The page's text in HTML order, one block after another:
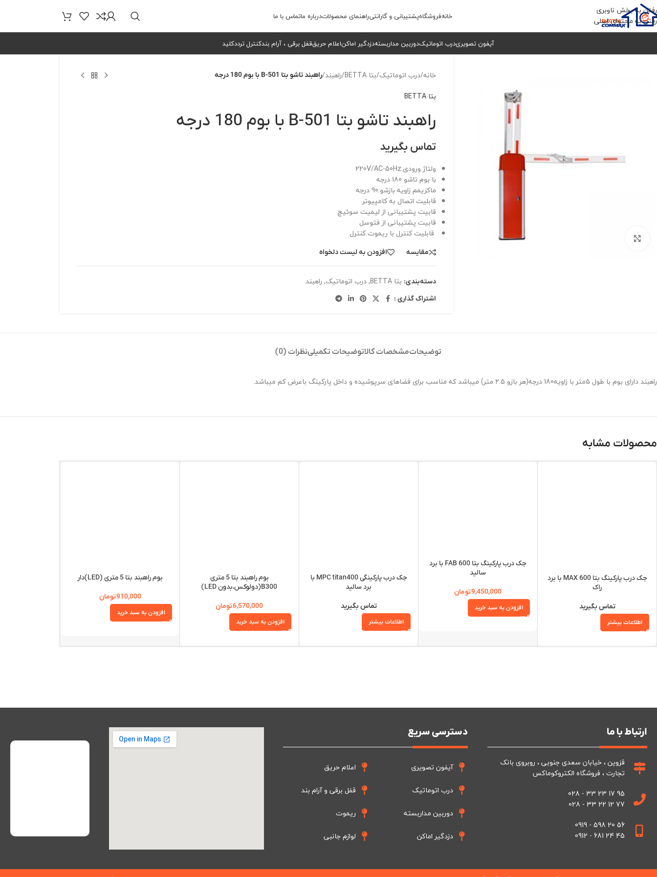
رفتن به بخش ناوبری
رفتن به محتوای اصلی
خانهفروشگاهپشتیبانی و گارانتیراهنمای محصولاتدرباره ماتماس با ما
آیفون تصویریدرب اتوماتیکدوربین مداربستهدزدگیر اماکناعلام حریققفل برقی ، آرام بندکنترل ترددکلید
خانه/درب اتوماتیک/بتا BETTA /راهبند/راهبند تاشو بتا B-501 با بوم 180 درجه
بتا BETTA
راهبند تاشو بتا B-501 با بوم 180 درجه
تماس بگیرید
ولتاژ ورودی:220V/AC-50Hz
با بوم تاشو 180 درجه
ماکزیمم زاویه بازشو:90 درجه
قابلیت اتصال به کامپیوتر
قابیت پشتیبانی از لیمیت سوئیچ
قابیت پشتیبانی از فتوسل
قابلیت کنترل با ریموت کنترل
مقایسه افزودن به لیست دلخواه
دسته‌بندی: بتا BETTA ,درب اتوماتیک, راهبند
اشتراک گذاری :
توضیحاتمشخصات کالاتوضیحات تکمیلینظرات (0)
راهبند دارای بوم با طول ۵متر با زاویه180 درجه(هر بازو 2.5 متر) میباشد که مناسب برای فضاهای سرپوشیده و داخل پارکینگ باعرض کم میباشد.
محصولات مشابه
جک درب پارکینگ بتا MAX 600 با برد
راک
تماس بگیرید
اطلاعات بیشتر
جک درب پارکینگ بتا FAB 600 با برد
سالید
9,450,000تومان
افزودن به سبد خرید
جک درب پارکینگی MPC titan400 با
برد سالید
تماس بگیرید
اطلاعات بیشتر
بوم راهبند بتا 5 متری
B300(دولوکس،بدون LED)
6,570,000تومان
افزودن به سبد خرید
بوم راهبند بتا 5 متری (LED)دار
910,000تومان
افزودن به سبد خرید
ارتباط با ما
قزوین ، خیابان سعدی جنوبی ، روبروی بانک
تجارت ، فروشگاه الکتروکوماکس
95 17 23 33 - 028
77 12 22 33 - 028
56 20 598 - 0919
45 24 681 - 0912
دسترسی سریع
آیفون تصویری
درب اتوماتیک
دوربین مداربسته
دزدگیر اماکن
اعلام حریق
قفل برقی و آرام بند
ریموت
لوازم جانبی